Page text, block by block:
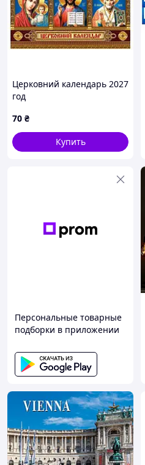
Церковний календарь 2027
год
70 ₴
Купить
Персональные товарные
подборки в приложении